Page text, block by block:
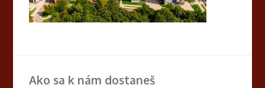
Ako sa k nám dostaneš